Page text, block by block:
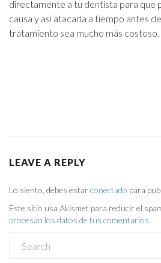
directamente a tu dentista para que
causa y así atacarla a tiempo antes
tratamiento sea mucho más costoso.
LEAVE A REPLY
Lo siento, debes estarconectado para
Este sitio usa Akismet para reducir el
procesan los datos de tus comentarios.